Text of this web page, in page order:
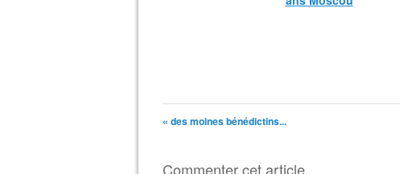
« des moines bénédictins...
Commenter cet article